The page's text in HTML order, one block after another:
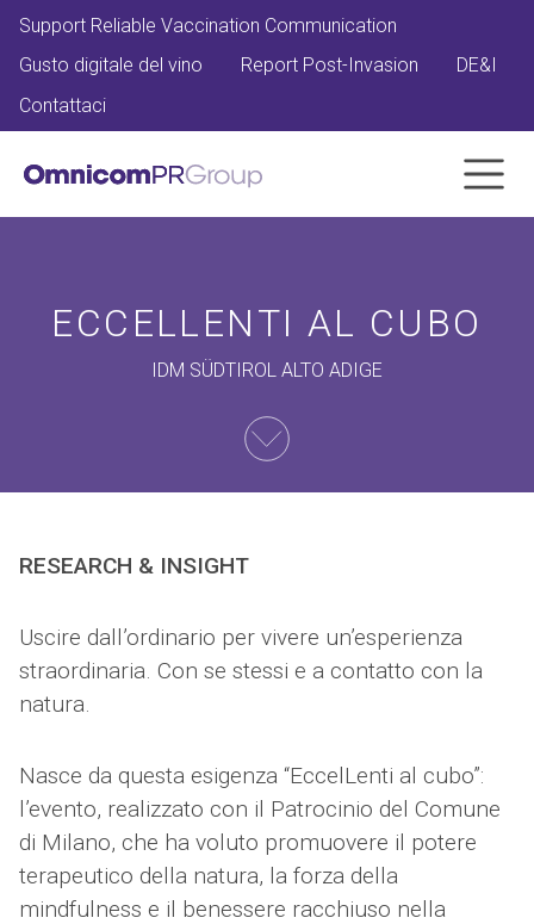
Support Reliable Vaccination Communication
Gusto digitale del vino
Report Post-Invasion
DE&I
Contattaci
ECCELLENTI AL CUBO
IDM SÜDTIROL ALTO ADIGE
RESEARCH & INSIGHT
Uscire dall’ordinario per vivere un’esperienza
straordinaria. Con se stessi e a contatto con la
natura.
Nasce da questa esigenza “EccelLenti al cubo”:
l’evento, realizzato con il Patrocinio del Comune
di Milano, che ha voluto promuovere il potere
terapeutico della natura, la forza della
mindfulness e il benessere racchiuso nella